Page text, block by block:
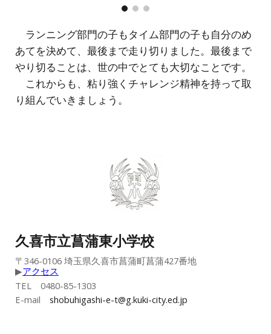
ランニング部門の子もタイム部門の子も自分のめ
あてを決めて、最後まで走り切りました。最後まで
やり切ることは、世の中でとても大切なことです。
これからも、粘り強くチャレンジ精神を持って取
り組んでいきましょう。
久喜市立菖蒲東小学校
〒346-0106 埼玉県久喜市菖蒲町菖蒲427番地
▶︎アクセス
TEL 0480-85-1303
E-mailshobuhigashi-e-t@g.kuki-city.ed.jp